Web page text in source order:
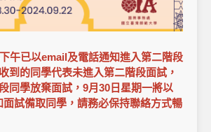
午已以email及電話通知進入第二階段
到的同學代表未進入第二階段面試，
同學放棄面試，9月30日星期一將以
試備取同學，請務必保持聯絡方式暢